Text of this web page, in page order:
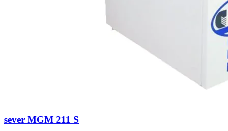
sever MGM 211 S